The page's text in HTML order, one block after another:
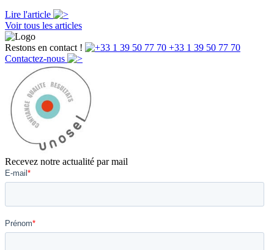
Lire l'article
Voir tous les articles
Restons en contact !
+33 1 39 50 77 70
Contactez-nous
Recevez notre actualité par mail